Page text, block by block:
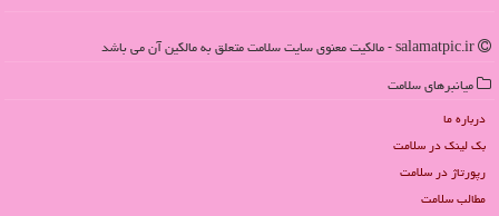
میانبرهای سلامت
درباره ما
بک لینک در سلامت
رپورتاژ در سلامت
مطالب سلامت